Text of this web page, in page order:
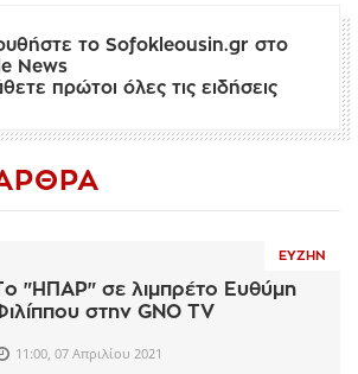
το Sofokleousin.gr στο
News
πρώτοι όλες τις ειδήσεις
ΕΥΖΗΝ
"ΗΠΑΡ" σε λιμπρέτο Ευθύμη
στην GNO TV
11:00, 07 Απριλίου 2021